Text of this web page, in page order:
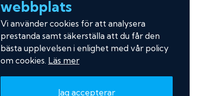
webbplats
Vi använder cookies för att analysera
prestanda samt säkerställa att du får den
bästa upplevelsen i enlighet med vår policy
om cookies. Läs mer
Jag accepterar